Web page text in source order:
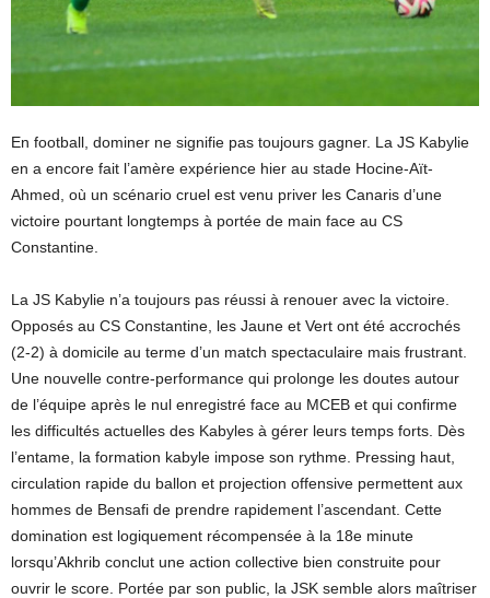
En football, dominer ne signifie pas toujours gagner. La JS Kabylie
en a encore fait l’amère expérience hier au stade Hocine-Aït-
Ahmed, où un scénario cruel est venu priver les Canaris d’une
victoire pourtant longtemps à portée de main face au CS
Constantine.
La JS Kabylie n’a toujours pas réussi à renouer avec la victoire.
Opposés au CS Constantine, les Jaune et Vert ont été accrochés
(2-2) à domicile au terme d’un match spectaculaire mais frustrant.
Une nouvelle contre-performance qui prolonge les doutes autour
de l’équipe après le nul enregistré face au MCEB et qui confirme
les difficultés actuelles des Kabyles à gérer leurs temps forts. Dès
l’entame, la formation kabyle impose son rythme. Pressing haut,
circulation rapide du ballon et projection offensive permettent aux
hommes de Bensafi de prendre rapidement l’ascendant. Cette
domination est logiquement récompensée à la 18e minute
lorsqu’Akhrib conclut une action collective bien construite pour
ouvrir le score. Portée par son public, la JSK semble alors maîtriser